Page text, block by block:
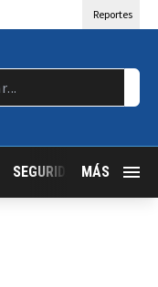
Reportes
SEGURIDAD JALISCO
MÁS